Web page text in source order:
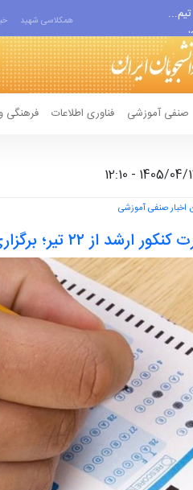
همکلاسی شهید
صنفی آموزشی فناوری اطلاعات فرهنگی
اخبار صنفی آموزشی
تیر؛ برگزاری آزمون در ۲۵ و ۲۶ تیر